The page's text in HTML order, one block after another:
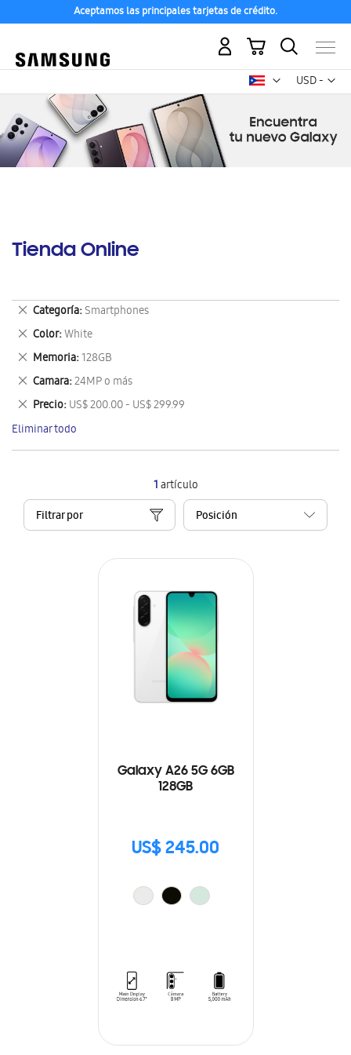
Aceptamos las principales tarjetas de crédito.
USD -
dólar
Mi carrito
Tienda Online
1artículo
Filtrar por
Galaxy A26 5G 6GB
128GB
US$ 245.00
Categoría Smartphones
Eliminar
este
artículo
Color White
Eliminar
este
artículo
Memoria 128GB
Eliminar
este
artículo
Camara 24MP o más
Eliminar
este
artículo
Precio US$ 200.00 - US$ 299.99
Eliminar
este
artículo
Eliminar todo